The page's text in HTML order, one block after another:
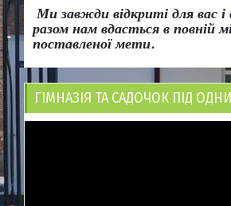
Ми завжди відкриті для вас і
разом нам вдасться в повній
поставленої мети.
ГІМНАЗІЯ ТА САДОЧОК ПІД